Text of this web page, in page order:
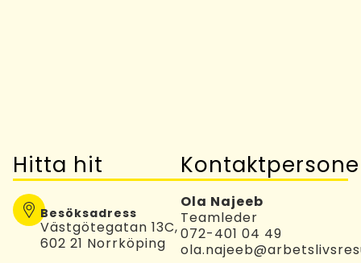
Hitta hit
Besöksadress
Västgötegatan 13C,
602 21 Norrköping
Ola Najeeb
Teamleder
072-401 04 49